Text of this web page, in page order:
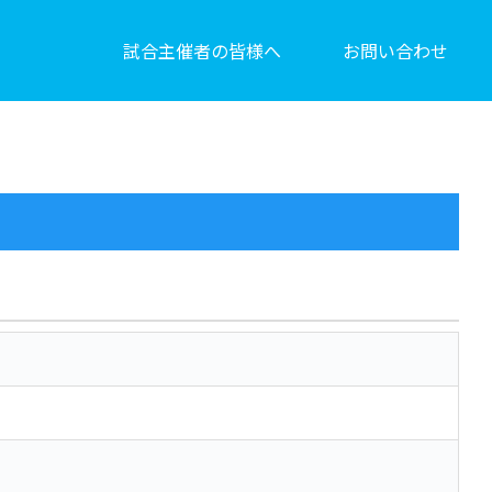
試合主催者の皆様へ お問い合わせ